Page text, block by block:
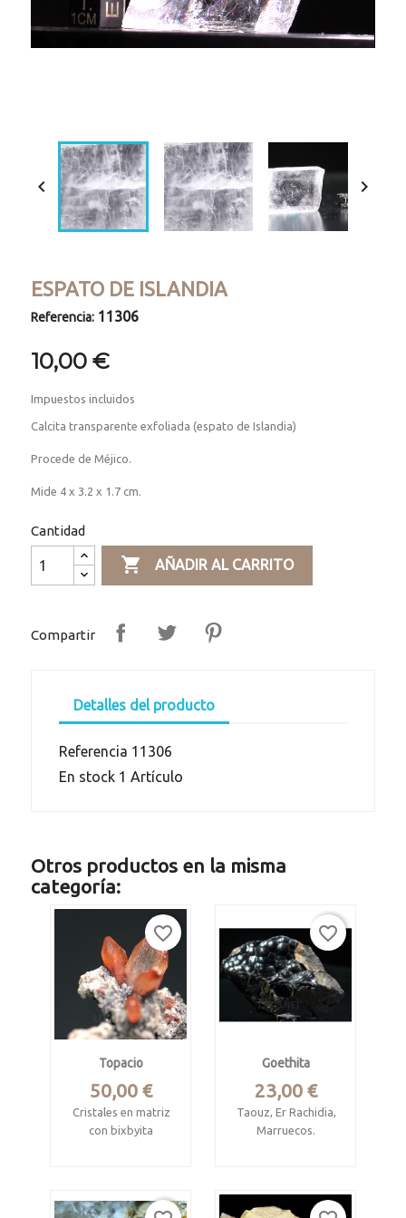
 
ESPATO DE ISLANDIA
Referencia: 11306
10,00 €
Impuestos incluidos
Calcita transparente exfoliada (espato de Islandia)
Procede de Méjico.
Mide 4 x 3.2 x 1.7 cm.
Cantidad
 AÑADIR AL CARRITO
Compartir
Detalles del producto
Referencia 11306
En stock 1 Artículo
Otros productos en la misma
categoría:
Topacio
Precio
50,00 €
Cristales en matriz
con bixbyita
Potosí, Mexico
favorite_border
Goethita
Precio
23,00 €
Taouz, Er Rachidia,
Marruecos.
Superficie botroidal
favorite_border